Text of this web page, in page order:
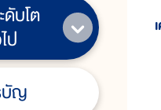
บโต
ป
บัญ